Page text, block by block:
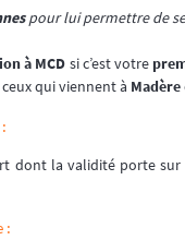
pour lui permettre de
à MCD si c’est votre
qui viennent à Madère
dont la validité porte
: